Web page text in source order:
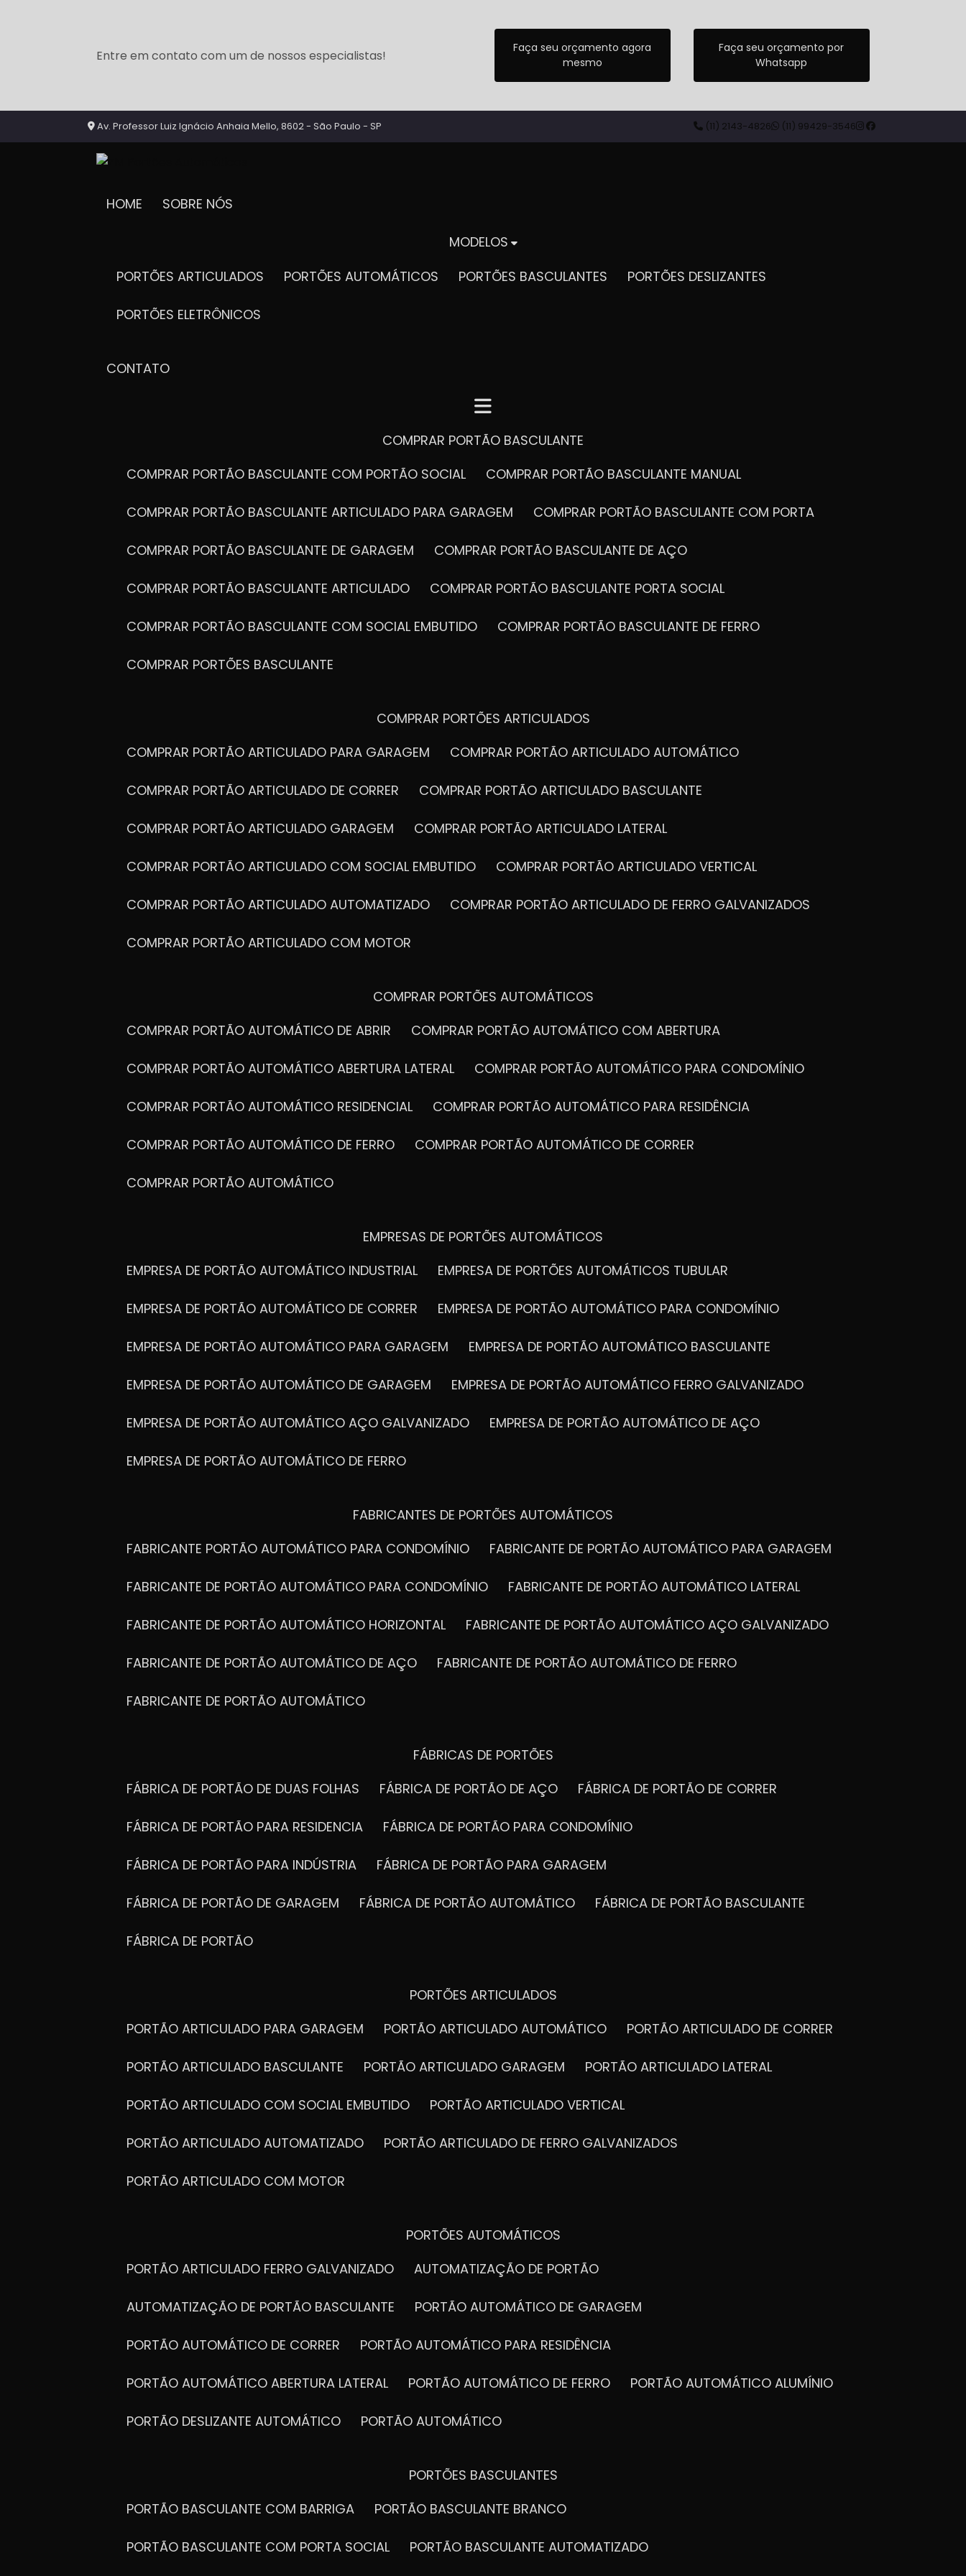
Entre em contato com um de nossos especialistas!
Faça seu orçamento agora
mesmo
Faça seu orçamento por
Whatsapp
Av. Professor Luiz Ignácio Anhaia Mello, 8602 - São Paulo - SP (11) 2143-4826 (11) 99429-3546
HOME SOBRE NÓS
MODELOS
PORTÕES ARTICULADOS
PORTÕES AUTOMÁTICOS PORTÕES BASCULANTES PORTÕES DESLIZANTES
PORTÕES ELETRÔNICOS
CONTATO
COMPRAR PORTÃO BASCULANTE
COMPRAR PORTÃO BASCULANTE COM PORTÃO SOCIAL
COMPRAR PORTÃO BASCULANTE MANUAL
COMPRAR PORTÃO BASCULANTE ARTICULADO PARA GARAGEM COMPRAR PORTÃO BASCULANTE COM PORTA
COMPRAR PORTÃO BASCULANTE DE GARAGEM COMPRAR PORTÃO BASCULANTE DE AÇO
COMPRAR PORTÃO BASCULANTE ARTICULADO COMPRAR PORTÃO BASCULANTE PORTA SOCIAL
COMPRAR PORTÃO BASCULANTE COM SOCIAL EMBUTIDO COMPRAR PORTÃO BASCULANTE DE FERRO
COMPRAR PORTÕES BASCULANTE
COMPRAR PORTÕES ARTICULADOS
COMPRAR PORTÃO ARTICULADO PARA GARAGEM
COMPRAR PORTÃO ARTICULADO AUTOMÁTICO
COMPRAR PORTÃO ARTICULADO DE CORRER COMPRAR PORTÃO ARTICULADO BASCULANTE
COMPRAR PORTÃO ARTICULADO GARAGEM COMPRAR PORTÃO ARTICULADO LATERAL
COMPRAR PORTÃO ARTICULADO COM SOCIAL EMBUTIDO COMPRAR PORTÃO ARTICULADO VERTICAL
COMPRAR PORTÃO ARTICULADO AUTOMATIZADO COMPRAR PORTÃO ARTICULADO DE FERRO GALVANIZADOS
COMPRAR PORTÃO ARTICULADO COM MOTOR
COMPRAR PORTÕES AUTOMÁTICOS
COMPRAR PORTÃO AUTOMÁTICO DE ABRIR
COMPRAR PORTÃO AUTOMÁTICO COM ABERTURA
COMPRAR PORTÃO AUTOMÁTICO ABERTURA LATERAL COMPRAR PORTÃO AUTOMÁTICO PARA CONDOMÍNIO
COMPRAR PORTÃO AUTOMÁTICO RESIDENCIAL COMPRAR PORTÃO AUTOMÁTICO PARA RESIDÊNCIA
COMPRAR PORTÃO AUTOMÁTICO DE FERRO COMPRAR PORTÃO AUTOMÁTICO DE CORRER
COMPRAR PORTÃO AUTOMÁTICO
EMPRESAS DE PORTÕES AUTOMÁTICOS
EMPRESA DE PORTÃO AUTOMÁTICO INDUSTRIAL
EMPRESA DE PORTÕES AUTOMÁTICOS TUBULAR
EMPRESA DE PORTÃO AUTOMÁTICO DE CORRER EMPRESA DE PORTÃO AUTOMÁTICO PARA CONDOMÍNIO
EMPRESA DE PORTÃO AUTOMÁTICO PARA GARAGEM EMPRESA DE PORTÃO AUTOMÁTICO BASCULANTE
EMPRESA DE PORTÃO AUTOMÁTICO DE GARAGEM EMPRESA DE PORTÃO AUTOMÁTICO FERRO GALVANIZADO
EMPRESA DE PORTÃO AUTOMÁTICO AÇO GALVANIZADO EMPRESA DE PORTÃO AUTOMÁTICO DE AÇO
EMPRESA DE PORTÃO AUTOMÁTICO DE FERRO
FABRICANTES DE PORTÕES AUTOMÁTICOS
FABRICANTE PORTÃO AUTOMÁTICO PARA CONDOMÍNIO
FABRICANTE DE PORTÃO AUTOMÁTICO PARA GARAGEM
FABRICANTE DE PORTÃO AUTOMÁTICO PARA CONDOMÍNIO FABRICANTE DE PORTÃO AUTOMÁTICO LATERAL
FABRICANTE DE PORTÃO AUTOMÁTICO HORIZONTAL FABRICANTE DE PORTÃO AUTOMÁTICO AÇO GALVANIZADO
FABRICANTE DE PORTÃO AUTOMÁTICO DE AÇO FABRICANTE DE PORTÃO AUTOMÁTICO DE FERRO
FABRICANTE DE PORTÃO AUTOMÁTICO
FÁBRICAS DE PORTÕES
FÁBRICA DE PORTÃO DE DUAS FOLHAS
FÁBRICA DE PORTÃO DE AÇO FÁBRICA DE PORTÃO DE CORRER
FÁBRICA DE PORTÃO PARA RESIDENCIA FÁBRICA DE PORTÃO PARA CONDOMÍNIO
FÁBRICA DE PORTÃO PARA INDÚSTRIA FÁBRICA DE PORTÃO PARA GARAGEM
FÁBRICA DE PORTÃO DE GARAGEM FÁBRICA DE PORTÃO AUTOMÁTICO FÁBRICA DE PORTÃO BASCULANTE
FÁBRICA DE PORTÃO
PORTÕES ARTICULADOS
PORTÃO ARTICULADO PARA GARAGEM
PORTÃO ARTICULADO AUTOMÁTICO PORTÃO ARTICULADO DE CORRER
PORTÃO ARTICULADO BASCULANTE PORTÃO ARTICULADO GARAGEM PORTÃO ARTICULADO LATERAL
PORTÃO ARTICULADO COM SOCIAL EMBUTIDO PORTÃO ARTICULADO VERTICAL
PORTÃO ARTICULADO AUTOMATIZADO PORTÃO ARTICULADO DE FERRO GALVANIZADOS
PORTÃO ARTICULADO COM MOTOR
PORTÕES AUTOMÁTICOS
PORTÃO ARTICULADO FERRO GALVANIZADO
AUTOMATIZAÇÃO DE PORTÃO
AUTOMATIZAÇÃO DE PORTÃO BASCULANTE PORTÃO AUTOMÁTICO DE GARAGEM
PORTÃO AUTOMÁTICO DE CORRER PORTÃO AUTOMÁTICO PARA RESIDÊNCIA
PORTÃO AUTOMÁTICO ABERTURA LATERAL PORTÃO AUTOMÁTICO DE FERRO PORTÃO AUTOMÁTICO ALUMÍNIO
PORTÃO DESLIZANTE AUTOMÁTICO PORTÃO AUTOMÁTICO
PORTÕES BASCULANTES
PORTÃO BASCULANTE COM BARRIGA
PORTÃO BASCULANTE BRANCO
PORTÃO BASCULANTE COM PORTA SOCIAL PORTÃO BASCULANTE AUTOMATIZADO